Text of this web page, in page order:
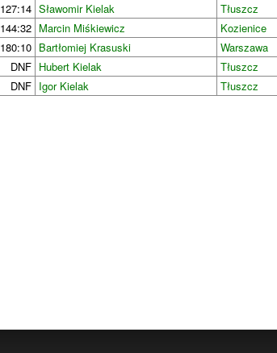
127:14 Sławomir Kielak Tłuszcz
144:32 Marcin Miśkiewicz Kozienice
180:10 Bartłomiej Krasuski Warszawa
DNF Hubert Kielak Tłuszcz
DNF Igor Kielak Tłuszcz